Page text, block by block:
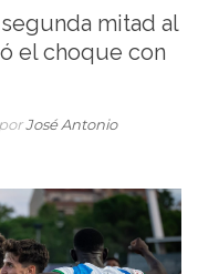
mitad al
el choque con
José Antonio